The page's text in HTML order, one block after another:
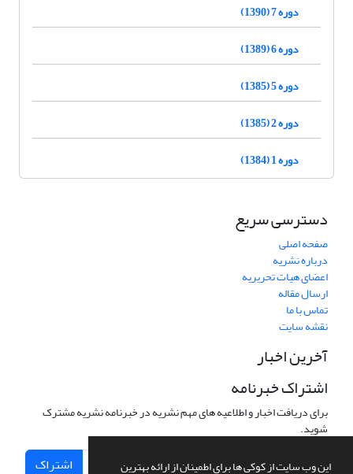
این وب سایت از کوکی ها برای اطمینان از ارائه بهترین
دوره 7 (1390)
دوره 6 (1389)
دوره 5 (1385)
دوره 2 (1385)
دوره 1 (1384)
دسترسی سریع
صفحه اصلی
درباره نشریه
اعضای هیات تحریریه
ارسال مقاله
تماس با ما
نقشه سایت
آخرین اخبار
اشتراک خبرنامه
برای دریافت اخبار و اطلاعیه های مهم نشریه در خبرنامه نشریه مشترک
شوید.
اشتراک